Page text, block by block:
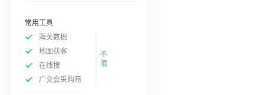
常用工具
海关数据
地图获客
在线搜
广交会采购商
不
限